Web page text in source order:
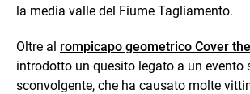
la media valle del Fiume Tagliamento.
Oltre al rompicapo geometrico Cover
introdotto un quesito legato a un evento
sconvolgente, che ha causato molte